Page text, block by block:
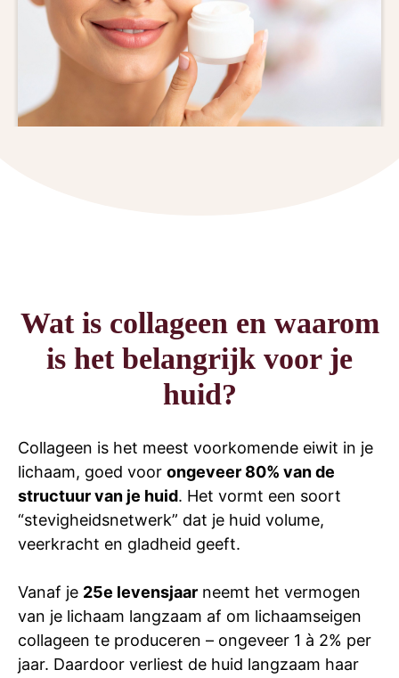
Wat is collageen en waarom
is het belangrijk voor je
huid?
Collageen is het meest voorkomende eiwit in je
lichaam, goed voor ongeveer 80% van de
structuur van je huid. Het vormt een soort
“stevigheidsnetwerk” dat je huid volume,
veerkracht en gladheid geeft.
Vanaf je 25e levensjaar neemt het vermogen
van je lichaam langzaam af om lichaamseigen
collageen te produceren – ongeveer 1 à 2% per
jaar. Daardoor verliest de huid langzaam haar